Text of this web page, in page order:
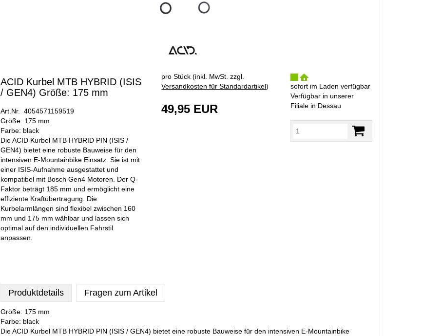
ACID Kurbel MTB HYBRID (ISIS
/ GEN4) Größe: 175 mm
Art.Nr. 4054571159519
Größe: 175 mm
Farbe: black
Die ACID Kurbel MTB HYBRID PIN (ISIS /
GEN4) bietet eine robuste Bauweise für den
intensiven E-Mountainbike Einsatz. Sie ist mit
einer ISIS-Aufnahme ausgestattet und
kompatibel mit Bosch Gen4 Motoren. Der Q-
Faktor beträgt 185 mm und ermöglicht eine
effiziente Kraftübertragung. Die
Kurbelarmlängen sind flexibel zwischen 160
mm und 175 mm wählbar und lassen sich
optimal auf den individuellen Fahrstil
anpassen.
pro Stück (inkl. MwSt. zzgl.
Versandkosten für Standardartikel)
49,95 EUR
sofort im Laden verfügbar
Verfügbar in unserer
Filiale in Dessau
Produktdetails Fragen zum Artikel
Größe: 175 mm
Farbe: black
Die ACID Kurbel MTB HYBRID PIN (ISIS / GEN4) bietet eine robuste Bauweise für den intensiven E-Mountainbike